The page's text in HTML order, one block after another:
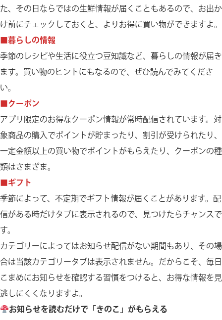
た、その日ならではの生鮮情報が届くこともあるので、お出か
け前にチェックしておくと、よりお得に買い物ができますよ。
■暮らしの情報
季節のレシピや生活に役立つ豆知識など、暮らしの情報が届き
ます。買い物のヒントにもなるので、ぜひ読んでみてくださ
い。
■クーポン
アプリ限定のお得なクーポン情報が常時配信されています。対
象商品の購入でポイントが貯まったり、割引が受けられたり、
一定金額以上の買い物でポイントがもらえたり、クーポンの種
類はさまざま。
■ギフト
季節によって、不定期でギフト情報が届くことがあります。配
信がある時だけタブに表示されるので、見つけたらチャンスで
す。
カテゴリーによってはお知らせ配信がない期間もあり、その場
合は当該カテゴリータブは表示されません。だからこそ、毎日
こまめにお知らせを確認する習慣をつけると、お得な情報を見
逃しにくくなりますよ。
お知らせを読むだけで「きのこ」がもらえる